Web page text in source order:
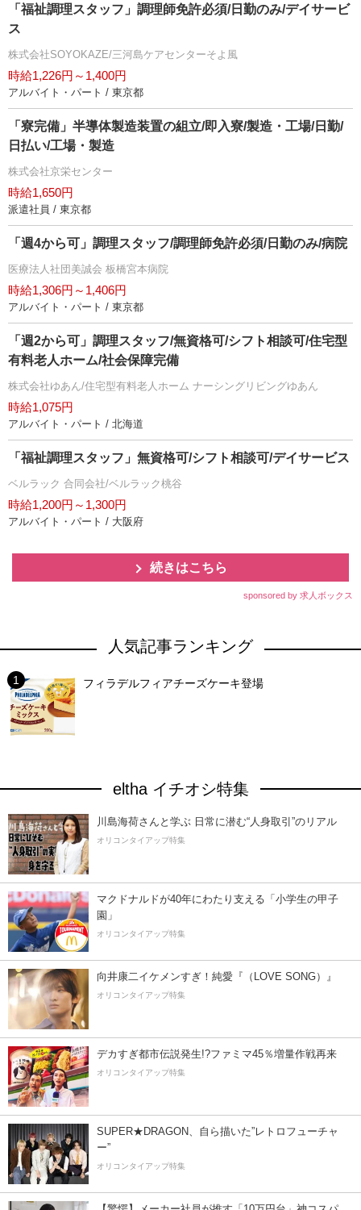
「福祉調理スタッフ」調理師免許必須/日勤のみ/デイサービ
ス
株式会社SOYOKAZE/三河島ケアセンターそよ風
時給1,226円～1,400円
アルバイト・パート / 東京都
「寮完備」半導体製造装置の組立/即入寮/製造・工場/日勤/
日払い/工場・製造
株式会社京栄センター
時給1,650円
派遣社員 / 東京都
「週4から可」調理スタッフ/調理師免許必須/日勤のみ/病院
医療法人社団美誠会 板橋宮本病院
時給1,306円～1,406円
アルバイト・パート / 東京都
「週2から可」調理スタッフ/無資格可/シフト相談可/住宅型
有料老人ホーム/社会保障完備
株式会社ゆあん/住宅型有料老人ホーム ナーシングリビングゆあん
時給1,075円
アルバイト・パート / 北海道
「福祉調理スタッフ」無資格可/シフト相談可/デイサービス
ベルラック 合同会社/ベルラック桃谷
時給1,200円～1,300円
アルバイト・パート / 大阪府
続きはこちら
sponsored by 求人ボックス
人気記事ランキング
フィラデルフィアチーズケーキ登場
eltha イチオシ特集
川島海荷さんと学ぶ 日常に潜む“人身取引”のリアル
オリコンタイアップ特集
マクドナルドが40年にわたり支える「小学生の甲子
園」
オリコンタイアップ特集
向井康二イケメンすぎ！純愛『（LOVE SONG）』
オリコンタイアップ特集
デカすぎ都市伝説発生!?ファミマ45％増量作戦再来
オリコンタイアップ特集
SUPER★DRAGON、自ら描いた”レトロフューチャ
ー”
オリコンタイアップ特集